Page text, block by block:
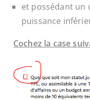
et possédant un
puissance
Cochez la case